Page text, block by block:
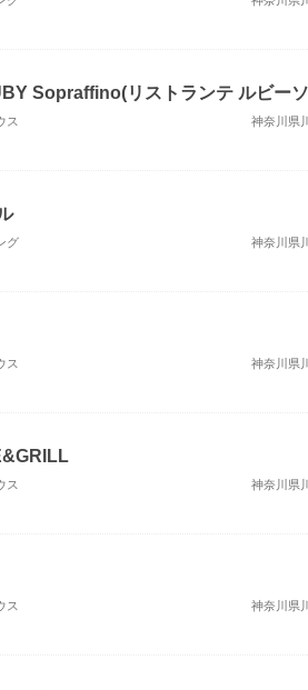
Sopraffino(リストランテ ルビー
ス 神奈川県
グ 神奈川県
ス 神奈川県
ス 神奈川県
ス 神奈川県